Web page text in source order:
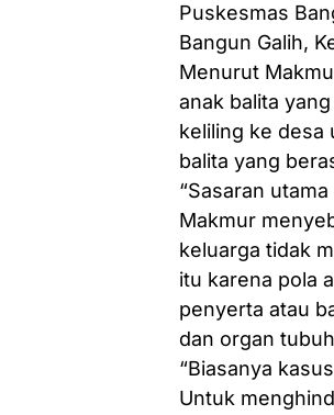
Puskesmas
Bangun Galih,
Menurut
anak balita
keliling ke desa
balita yang
“Sasaran
Makmur
keluarga tidak
itu karena pola
penyerta atau
dan organ
“Biasanya
Untuk